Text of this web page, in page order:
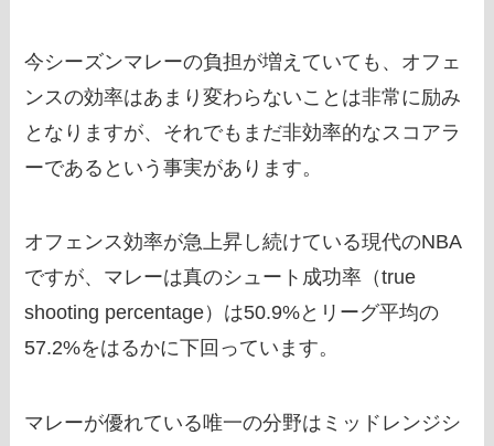
今シーズンマレーの負担が増えていても、オフェ
ンスの効率はあまり変わらないことは非常に励み
となりますが、それでもまだ非効率的なスコアラ
ーであるという事実があります。
オフェンス効率が急上昇し続けている現代のNBA
ですが、マレーは真のシュート成功率（true
shooting percentage）は50.9%とリーグ平均の
57.2%をはるかに下回っています。
マレーが優れている唯一の分野はミッドレンジシ